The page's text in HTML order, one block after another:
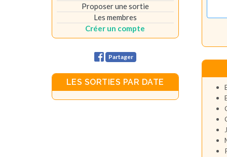
Proposer une sortie
Les membres
Créer un compte
Partager
LES SORTIES PAR DATE